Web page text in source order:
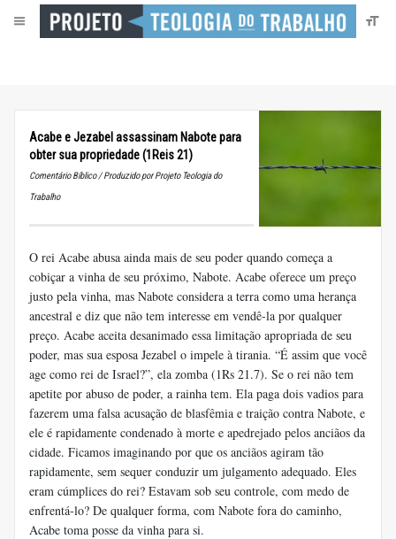
Acabe e Jezabel assassinam Nabote para
obter sua propriedade (1Reis 21)
Comentário Bíblico / Produzido por Projeto Teologia do
Trabalho
O rei Acabe abusa ainda mais de seu poder quando começa a
cobiçar a vinha de seu próximo, Nabote. Acabe oferece um preço
justo pela vinha, mas Nabote considera a terra como uma herança
ancestral e diz que não tem interesse em vendê-la por qualquer
preço. Acabe aceita desanimado essa limitação apropriada de seu
poder, mas sua esposa Jezabel o impele à tirania. “É assim que você
age como rei de Israel?”, ela zomba (1Rs 21.7). Se o rei não tem
apetite por abuso de poder, a rainha tem. Ela paga dois vadios para
fazerem uma falsa acusação de blasfêmia e traição contra Nabote, e
ele é rapidamente condenado à morte e apedrejado pelos anciãos da
cidade. Ficamos imaginando por que os anciãos agiram tão
rapidamente, sem sequer conduzir um julgamento adequado. Eles
eram cúmplices do rei? Estavam sob seu controle, com medo de
enfrentá-lo? De qualquer forma, com Nabote fora do caminho,
Acabe toma posse da vinha para si.